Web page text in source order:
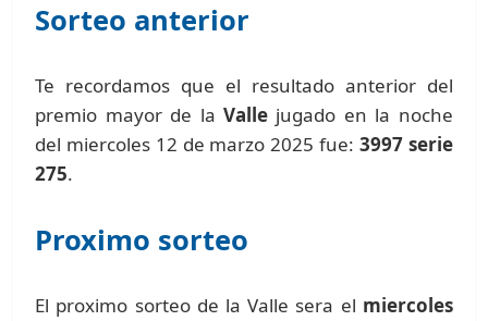
Sorteo anterior
Te recordamos que el resultado anterior del
premio mayor de la Vallejugado en la noche
del miercoles 12 de marzo 2025 fue:3997 serie
275.
Proximo sorteo
El proximo sorteo de la Valle sera el miercoles